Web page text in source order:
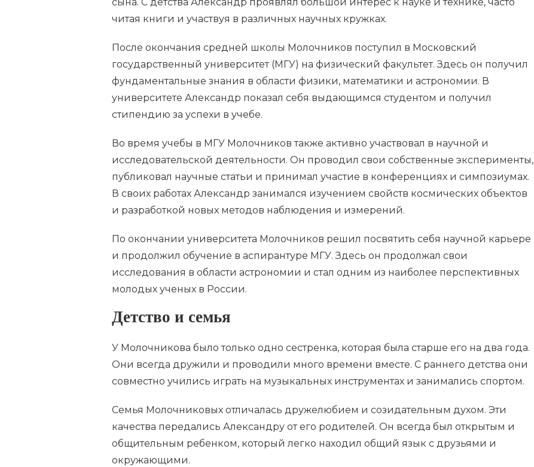
читая книги и участвуя в различных научных кружках.
После окончания средней школы Молочников поступил в Московский
государственный университет (МГУ) на физический факультет. Здесь он получил
фундаментальные знания в области физики, математики и астрономии. В
университете Александр показал себя выдающимся студентом и получил
стипендию за успехи в учебе.
Во время учебы в МГУ Молочников также активно участвовал в научной и
исследовательской деятельности. Он проводил свои собственные эксперименты,
публиковал научные статьи и принимал участие в конференциях и симпозиумах.
В своих работах Александр занимался изучением свойств космических объектов
и разработкой новых методов наблюдения и измерений.
По окончании университета Молочников решил посвятить себя научной карьере
и продолжил обучение в аспирантуре МГУ. Здесь он продолжал свои
исследования в области астрономии и стал одним из наиболее перспективных
молодых ученых в России.
Детство и семья
У Молочникова было только одно сестренка, которая была старше его на два года.
Они всегда дружили и проводили много времени вместе. С раннего детства они
совместно учились играть на музыкальных инструментах и занимались спортом.
Семья Молочниковых отличалась дружелюбием и созидательным духом. Эти
качества передались Александру от его родителей. Он всегда был открытым и
общительным ребенком, который легко находил общий язык с друзьями и
окружающими.